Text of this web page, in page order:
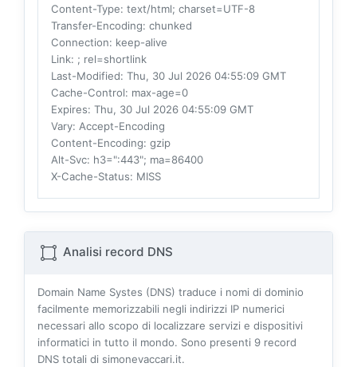
Content-Type: text/html; charset=UTF-8
Transfer-Encoding: chunked
Connection: keep-alive
Link: ; rel=shortlink
Last-Modified: Thu, 30 Jul 2026 04:55:09 GMT
Cache-Control: max-age=0
Expires: Thu, 30 Jul 2026 04:55:09 GMT
Vary: Accept-Encoding
Content-Encoding: gzip
Alt-Svc: h3=":443"; ma=86400
X-Cache-Status: MISS
Analisi record DNS
Domain Name Systes (DNS) traduce i nomi di dominio
facilmente memorizzabili negli indirizzi IP numerici
necessari allo scopo di localizzare servizi e dispositivi
informatici in tutto il mondo. Sono presenti 9 record
DNS totali di simonevaccari.it.